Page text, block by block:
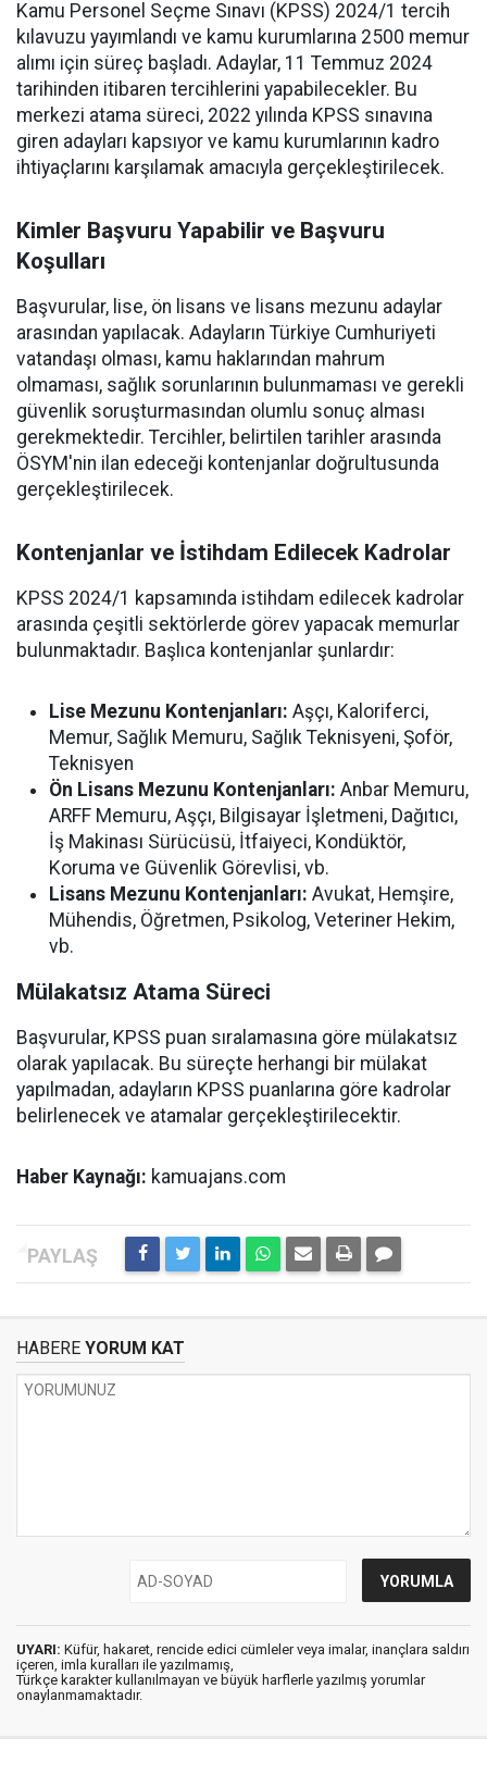
Kamu Personel Seçme Sınavı (KPSS) 2024/1 tercih
kılavuzu yayımlandı ve kamu kurumlarına 2500 memur
alımı için süreç başladı. Adaylar, 11 Temmuz 2024
tarihinden itibaren tercihlerini yapabilecekler. Bu
merkezi atama süreci, 2022 yılında KPSS sınavına
giren adayları kapsıyor ve kamu kurumlarının kadro
ihtiyaçlarını karşılamak amacıyla gerçekleştirilecek.
Kimler Başvuru Yapabilir ve Başvuru
Koşulları
Başvurular, lise, ön lisans ve lisans mezunu adaylar
arasından yapılacak. Adayların Türkiye Cumhuriyeti
vatandaşı olması, kamu haklarından mahrum
olmaması, sağlık sorunlarının bulunmaması ve gerekli
güvenlik soruşturmasından olumlu sonuç alması
gerekmektedir. Tercihler, belirtilen tarihler arasında
ÖSYM'nin ilan edeceği kontenjanlar doğrultusunda
gerçekleştirilecek.
Kontenjanlar ve İstihdam Edilecek Kadrolar
KPSS 2024/1 kapsamında istihdam edilecek kadrolar
arasında çeşitli sektörlerde görev yapacak memurlar
bulunmaktadır. Başlıca kontenjanlar şunlardır:
Lise Mezunu Kontenjanları: Aşçı, Kaloriferci,
Memur, Sağlık Memuru, Sağlık Teknisyeni, Şoför,
Teknisyen
Ön Lisans Mezunu Kontenjanları: Anbar Memuru,
ARFF Memuru, Aşçı, Bilgisayar İşletmeni, Dağıtıcı,
İş Makinası Sürücüsü, İtfaiyeci, Kondüktör,
Koruma ve Güvenlik Görevlisi, vb.
Lisans Mezunu Kontenjanları: Avukat, Hemşire,
Mühendis, Öğretmen, Psikolog, Veteriner Hekim,
vb.
Mülakatsız Atama Süreci
Başvurular, KPSS puan sıralamasına göre mülakatsız
olarak yapılacak. Bu süreçte herhangi bir mülakat
yapılmadan, adayların KPSS puanlarına göre kadrolar
belirlenecek ve atamalar gerçekleştirilecektir.
Haber Kaynağı: kamuajans.com
HABERE YORUM KAT
UYARI: Küfür, hakaret, rencide edici cümleler veya imalar, inançlara saldırı
içeren, imla kuralları ile yazılmamış,
Türkçe karakter kullanılmayan ve büyük harflerle yazılmış yorumlar
onaylanmamaktadır.